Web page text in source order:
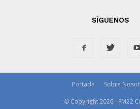
SÍGUENOS
Portada Sobre
© Copyright 2026 -